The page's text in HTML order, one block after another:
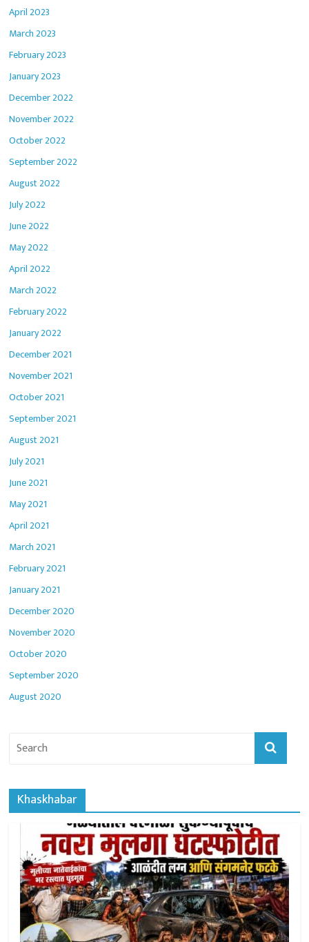
April 2023
March 2023
February 2023
January 2023
December 2022
November 2022
October 2022
September 2022
August 2022
July 2022
June 2022
May 2022
April 2022
March 2022
February 2022
January 2022
December 2021
November 2021
October 2021
September 2021
August 2021
July 2021
June 2021
May 2021
April 2021
March 2021
February 2021
January 2021
December 2020
November 2020
October 2020
September 2020
August 2020
Khaskhabar